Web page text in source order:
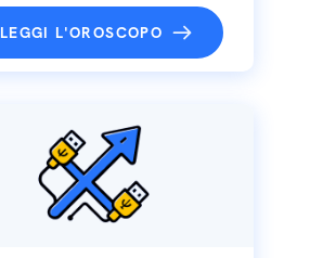
LEGGI L'OROSCOPO